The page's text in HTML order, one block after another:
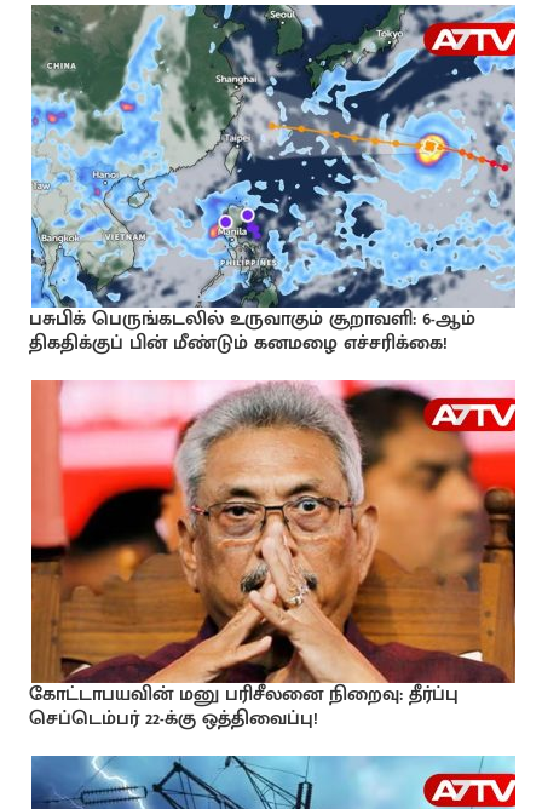
பசுபிக் பெருங்கடலில் உருவாகும் சூறாவளி: 6-ஆம்
திகதிக்குப் பின் மீண்டும் கனமழை எச்சரிக்கை!
கோட்டாபயவின் மனு பரிசீலனை நிறைவு: தீர்ப்பு
செப்டெம்பர் 22-க்கு ஒத்திவைப்பு!